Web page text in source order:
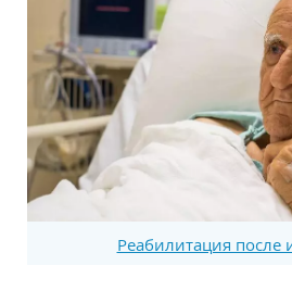
Реабилитация после